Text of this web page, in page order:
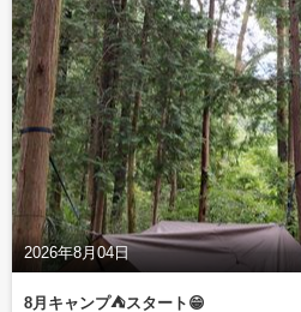
2026年8月04日
8月キャンプ⛺️スタート😁